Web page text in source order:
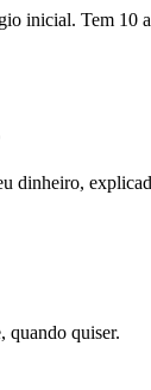
inicial. Tem
dinheiro,
quando quiser.